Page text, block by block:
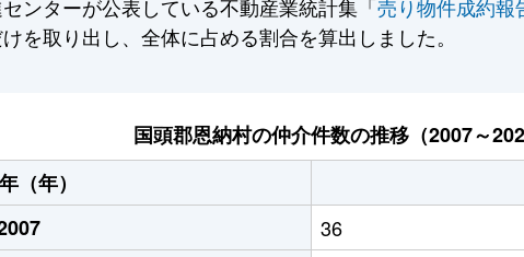
ンターが公表している不動産業統計集「売り物件成約報
を取り出し、全体に占める割合を算出しました。
国頭郡恩納村の仲介件数の推移（2007～
（年）
36